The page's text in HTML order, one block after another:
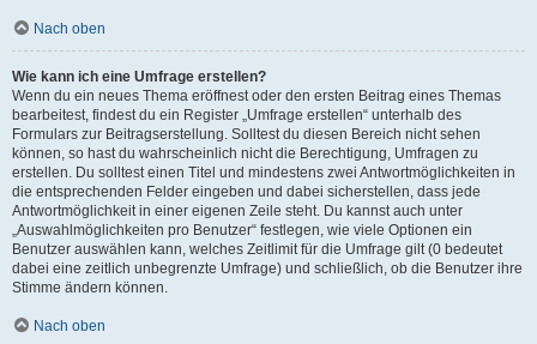
Nach oben
Wie kann ich eine Umfrage erstellen?
Wenn du ein neues Thema eröffnest oder den ersten Beitrag eines Themas
bearbeitest, findest du ein Register „Umfrage erstellen“ unterhalb des
Formulars zur Beitragserstellung. Solltest du diesen Bereich nicht sehen
können, so hast du wahrscheinlich nicht die Berechtigung, Umfragen zu
erstellen. Du solltest einen Titel und mindestens zwei Antwortmöglichkeiten in
die entsprechenden Felder eingeben und dabei sicherstellen, dass jede
Antwortmöglichkeit in einer eigenen Zeile steht. Du kannst auch unter
„Auswahlmöglichkeiten pro Benutzer“ festlegen, wie viele Optionen ein
Benutzer auswählen kann, welches Zeitlimit für die Umfrage gilt (0 bedeutet
dabei eine zeitlich unbegrenzte Umfrage) und schließlich, ob die Benutzer ihre
Stimme ändern können.
Nach oben